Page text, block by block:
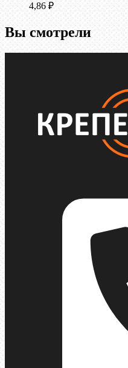
4,86 ₽
Вы смотрели